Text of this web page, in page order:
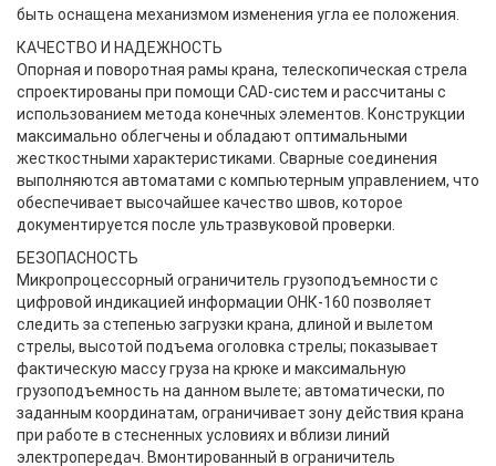
быть оснащена механизмом изменения угла ее положения.
КАЧЕСТВО И НАДЕЖНОСТЬ
Опорная и поворотная рамы крана, телескопическая стрела
спроектированы при помощи CAD-систем и рассчитаны с
использованием метода конечных элементов. Конструкции
максимально облегчены и обладают оптимальными
жесткостными характеристиками. Сварные соединения
выполняются автоматами с компьютерным управлением, что
обеспечивает высочайшее качество швов, которое
документируется после ультразвуковой проверки.
БЕЗОПАСНОСТЬ
Микропроцессорный ограничитель грузоподъемности с
цифровой индикацией информации ОНК-160 позволяет
следить за степенью загрузки крана, длиной и вылетом
стрелы, высотой подъема оголовка стрелы; показывает
фактическую массу груза на крюке и максимальную
грузоподъемность на данном вылете; автоматически, по
заданным координатам, ограничивает зону действия крана
при работе в стесненных условиях и вблизи линий
электропередач. Вмонтированный в ограничитель